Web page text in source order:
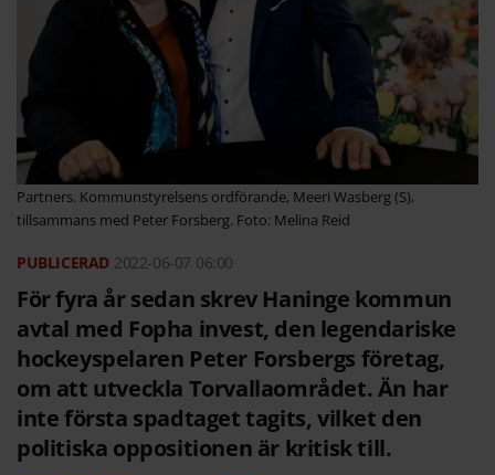
Partners. Kommunstyrelsens ordförande, Meeri Wasberg (S),
tillsammans med Peter Forsberg. Foto: Melina Reid
2022-06-07 06:00
För fyra år sedan skrev Haninge kommun
avtal med Fopha invest, den legendariske
hockeyspelaren Peter Forsbergs företag,
om att utveckla Torvallaområdet. Än har
inte första spadtaget tagits, vilket den
politiska oppositionen är kritisk till.